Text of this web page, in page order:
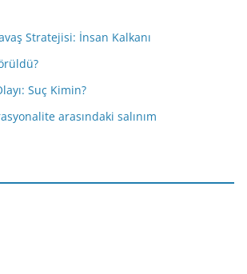
Stratejisi: İnsan Kalkanı
Suç Kimin?
arasındaki salınım